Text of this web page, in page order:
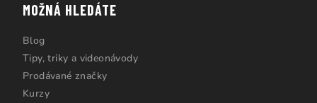
MOŽNÁ HLEDÁTE
Blog
Tipy, triky a videonávody
Prodávané značky
Kurzy